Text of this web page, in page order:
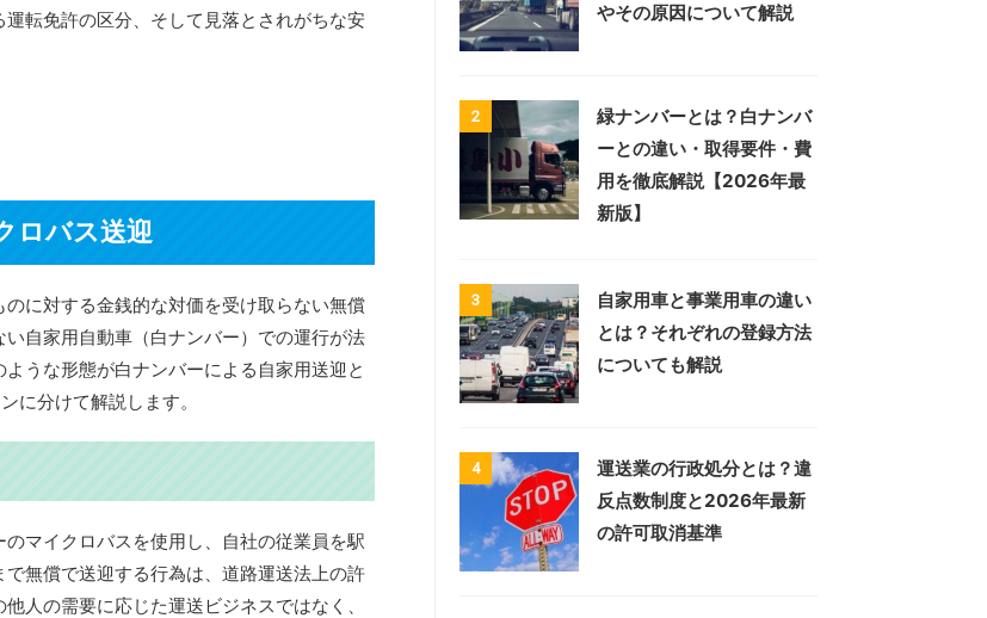
転免許の区分、そして見落とされがちな安
ロバス送迎
に対する金銭的な対価を受け取らない無償
自家用自動車（白ナンバー）での運行が法
うな形態が白ナンバーによる自家用送迎と
に分けて解説します。
マイクロバスを使用し、自社の従業員を駅
無償で送迎する行為は、道路運送法上の許
人の需要に応じた運送ビジネスではなく、
やその原因について解説
2
緑ナンバーとは？白ナンバ
ーとの違い・取得要件・費
用を徹底解説【2026年最
新版】
3
自家用車と事業用車の違い
とは？それぞれの登録方法
についても解説
4
運送業の行政処分とは？違
反点数制度と2026年最新
の許可取消基準